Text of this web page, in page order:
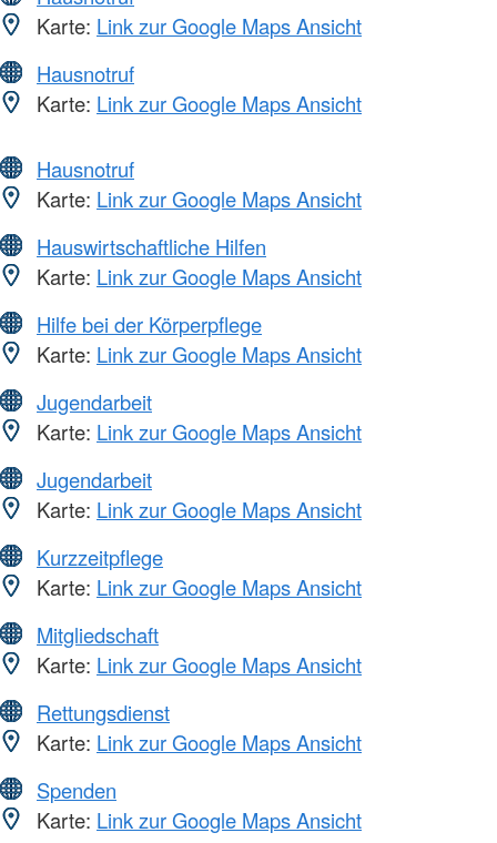
Karte: Link zur Google Maps Ansicht
Hausnotruf
Karte: Link zur Google Maps Ansicht
Hausnotruf
Karte: Link zur Google Maps Ansicht
Hauswirtschaftliche Hilfen
Karte: Link zur Google Maps Ansicht
Hilfe bei der Körperpflege
Karte: Link zur Google Maps Ansicht
Jugendarbeit
Karte: Link zur Google Maps Ansicht
Jugendarbeit
Karte: Link zur Google Maps Ansicht
Kurzzeitpflege
Karte: Link zur Google Maps Ansicht
Mitgliedschaft
Karte: Link zur Google Maps Ansicht
Rettungsdienst
Karte: Link zur Google Maps Ansicht
Spenden
Karte: Link zur Google Maps Ansicht